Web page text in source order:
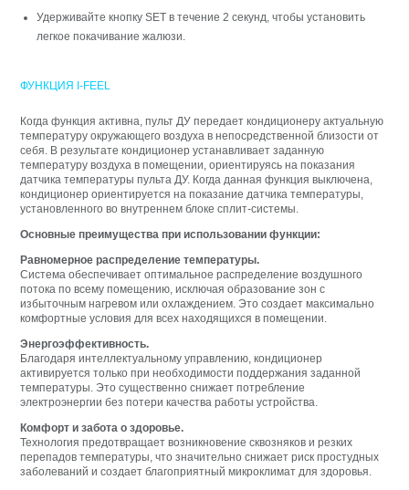
Удерживайте кнопку SET в течение 2 секунд, чтобы установить
легкое покачивание жалюзи.
ФУНКЦИЯ I-FEEL
Когда функция активна, пульт ДУ передает кондиционеру актуальную
температуру окружающего воздуха в непосредственной близости от
себя. В результате кондиционер устанавливает заданную
температуру воздуха в помещении, ориентируясь на показания
датчика температуры пульта ДУ. Когда данная функция выключена,
кондиционер ориентируется на показание датчика температуры,
установленного во внутреннем блоке сплит-системы.
Основные преимущества при использовании функции:
Равномерное распределение температуры.
Система обеспечивает оптимальное распределение воздушного
потока по всему помещению, исключая образование зон с
избыточным нагревом или охлаждением. Это создает максимально
комфортные условия для всех находящихся в помещении.
Энергоэффективность.
Благодаря интеллектуальному управлению, кондиционер
активируется только при необходимости поддержания заданной
температуры. Это существенно снижает потребление
электроэнергии без потери качества работы устройства.
Комфорт и забота о здоровье.
Технология предотвращает возникновение сквозняков и резких
перепадов температуры, что значительно снижает риск простудных
заболеваний и создает благоприятный микроклимат для здоровья.